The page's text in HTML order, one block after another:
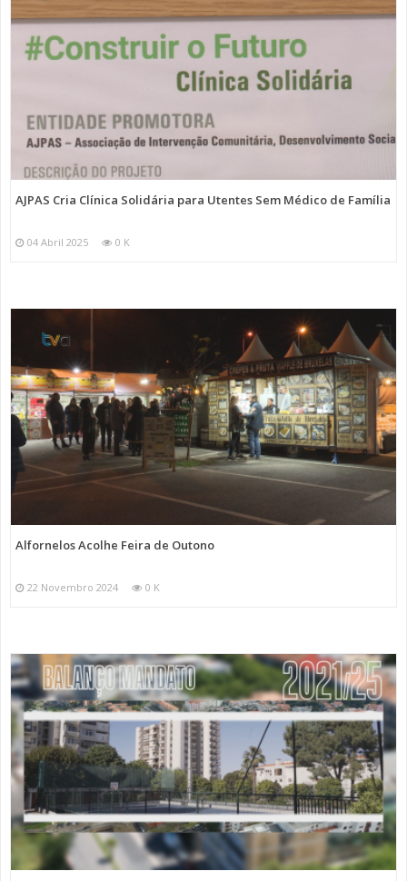
AJPAS Cria Clínica Solidária para Utentes Sem Médico de Família
04 Abril 2025 0 K
Alfornelos Acolhe Feira de Outono
22 Novembro 2024 0 K